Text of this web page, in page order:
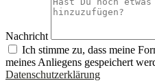
Nachricht
Ich stimme zu, dass meine
meines Anliegens gespeichert
Datenschutzerklärung